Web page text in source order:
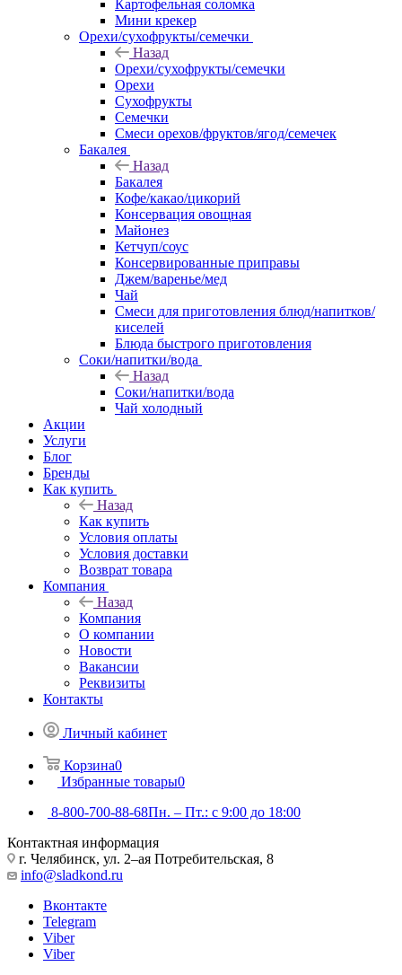
Картофельная соломка
Мини крекер
Орехи/сухофрукты/семечки
Назад
Орехи/сухофрукты/семечки
Орехи
Сухофрукты
Семечки
Смеси орехов/фруктов/ягод/семечек
Бакалея
Назад
Бакалея
Кофе/какао/цикорий
Консервация овощная
Майонез
Кетчуп/соус
Консервированные приправы
Джем/варенье/мед
Чай
Смеси для приготовления блюд/напитков/
киселей
Блюда быстрого приготовления
Соки/напитки/вода
Назад
Соки/напитки/вода
Чай холодный
Акции
Услуги
Блог
Бренды
Как купить
Назад
Как купить
Условия оплаты
Условия доставки
Возврат товара
Компания
Назад
Компания
О компании
Новости
Вакансии
Реквизиты
Контакты
Личный кабинет
Корзина0
Избранные товары0
8-800-700-88-68Пн. – Пт.: с 9:00 до 18:00
Контактная информация
г. Челябинск, ул. 2–ая Потребительская, 8
info@sladkond.ru
Вконтакте
Telegram
Viber
Viber